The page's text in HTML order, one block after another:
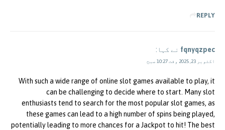
REPLY
fqnyqzpec نے کہا:
اکتوبر 23, 2025 وقت 10:27 صبح
With such a wide range of online slot games available to play, it
can be challenging to decide where to start. Many slot
enthusiasts tend to search for the most popular slot games, as
these games can lead to a high number of spins being played,
potentially leading to more chances for a Jackpot to hit! The best